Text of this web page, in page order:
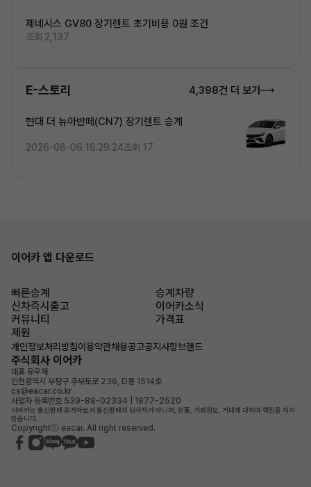
제네시스 GV80 장기렌트 초기비용 0원 조건
조회 2,137
E-스토리 4,398건 더 보기
현대 더 뉴아반떼(CN7) 장기렌트 승계
2026-08-06 16:29:24조회 17
이어카 앱 다운로드
빠른승계
승계차량
신차즉시출고
이어카소식
커뮤니티
가격표
제원
개인정보처리방침이용약관채용공고공지사항브랜드
주식회사 이어카
대표 유우재
인천광역시 부평구 주부토로 236, D동 1514호
cs@eacar.co.kr
사업자 등록번호 539-88-02334 | 1877-2520
이어카는 통신판매 중개자로서 통신판매의 당사자가 아니며, 상품, 거래정보, 거래에 대하여 책임을 지지
않습니다.
Copyrightⓒ eacar. All right reserved.